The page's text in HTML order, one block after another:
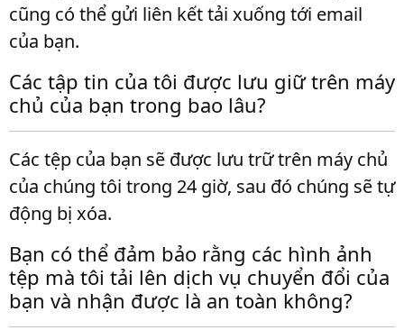
cũng có thể gửi liên kết tải xuống tới email
của bạn.
Các tập tin của tôi được lưu giữ trên máy
chủ của bạn trong bao lâu?
Các tệp của bạn sẽ được lưu trữ trên máy chủ
của chúng tôi trong 24 giờ, sau đó chúng sẽ tự
động bị xóa.
Bạn có thể đảm bảo rằng các hình ảnh
tệp mà tôi tải lên dịch vụ chuyển đổi của
bạn và nhận được là an toàn không?